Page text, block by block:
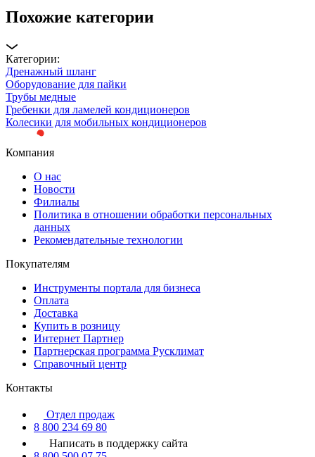
Похожие категории
Категории:
Дренажный шланг
Оборудование для пайки
Трубы медные
Гребенки для ламелей кондиционеров
Колесики для мобильных кондиционеров
Компания
О нас
Новости
Филиалы
Политика в отношении обработки персональных
данных
Рекомендательные технологии
Покупателям
Инструменты портала для бизнеса
Оплата
Доставка
Купить в розницу
Интернет Партнер
Партнерская программа Русклимат
Справочный центр
Контакты
Отдел продаж
8 800 234 69 80
Написать в поддержку сайта